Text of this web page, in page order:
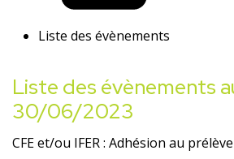
Liste des évènements
Liste des évènements
30/06/2023
CFE et/ou IFER : Adhésion au